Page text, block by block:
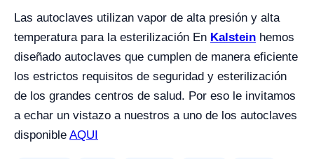
Las autoclaves utilizan vapor de alta presión y alta
temperatura para la esterilización En Kalstein hemos
diseñado autoclaves que cumplen de manera eficiente
los estrictos requisitos de seguridad y esterilización
de los grandes centros de salud. Por eso le invitamos
a echar un vistazo a nuestros a uno de los autoclaves
disponible AQUI